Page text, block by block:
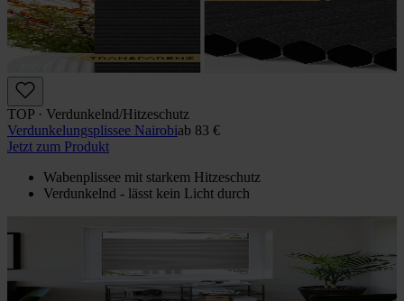
TOP · Verdunkelnd/Hitzeschutz
Verdunkelungs­plissee Nairobiab 83 €
Jetzt zum Produkt
Wabenplissee mit starkem Hitzeschutz
Verdunkelnd - lässt kein Licht durch